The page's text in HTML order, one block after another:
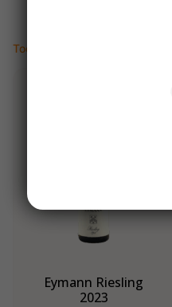
Toont alle 2 resultaten
Eymann Riesling
2023